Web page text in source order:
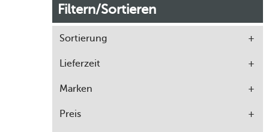
Filtern/Sortieren
Sortierung
Lieferzeit
Marken
Preis